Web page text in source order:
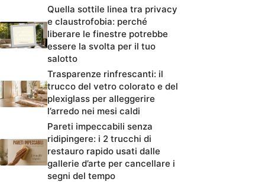
Quella sottile linea tra privacy
e claustrofobia: perché
liberare le finestre potrebbe
essere la svolta per il tuo
salotto
Trasparenze rinfrescanti: il
trucco del vetro colorato e del
plexiglass per alleggerire
l’arredo nei mesi caldi
Pareti impeccabili senza
ridipingere: i 2 trucchi di
restauro rapido usati dalle
gallerie d’arte per cancellare i
segni del tempo